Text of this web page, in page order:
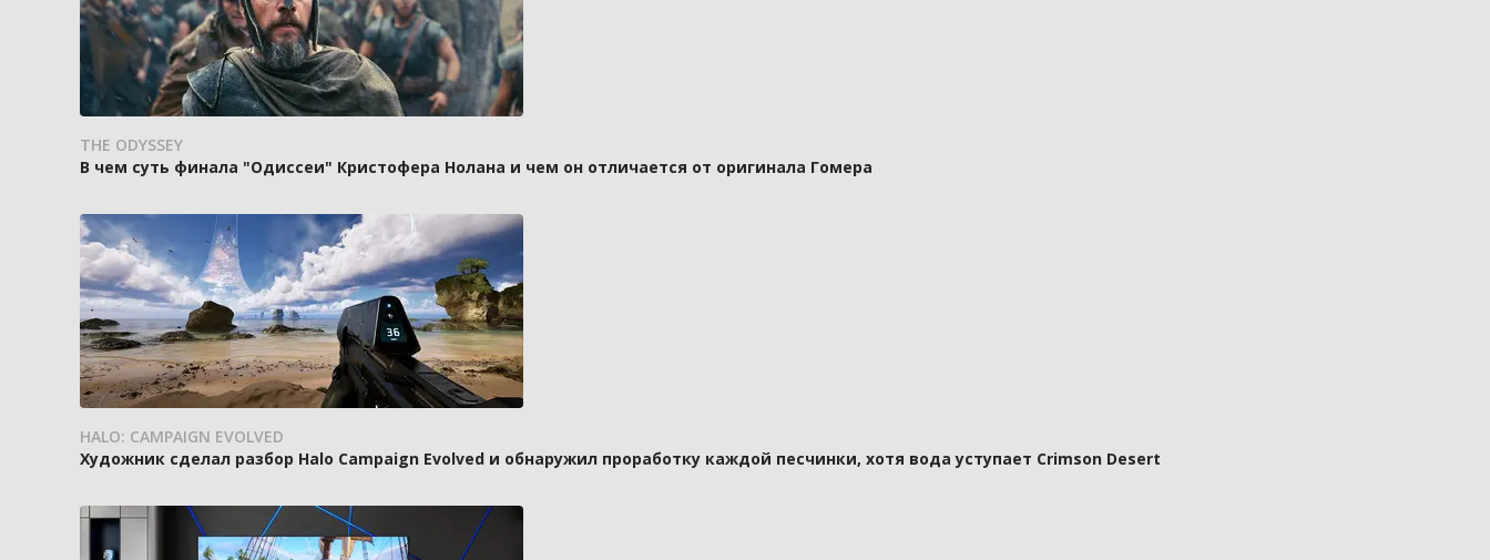
THE ODYSSEY
В чем суть финала "Одиссеи" Кристофера Нолана и чем он отличается от оригинала Гомера
HALO: CAMPAIGN EVOLVED
Художник сделал разбор Halo Campaign Evolved и обнаружил проработку каждой песчинки, хотя вода уступает Crimson Desert